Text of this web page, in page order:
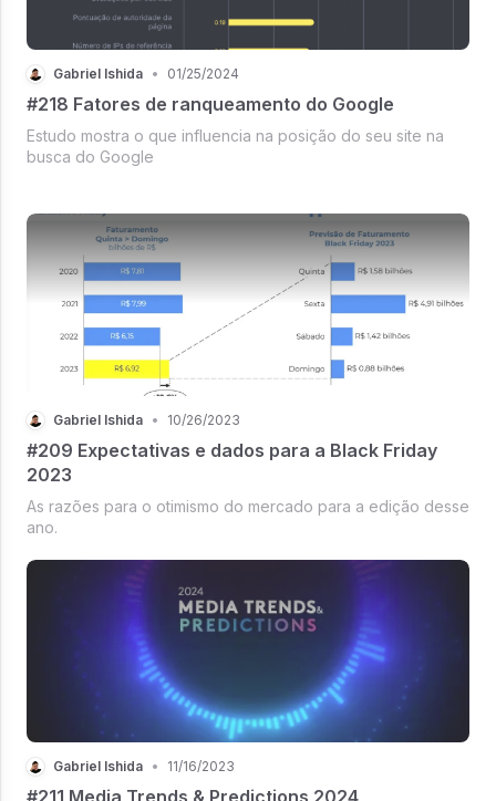
Gabriel Ishida • 01/25/2024
#218 Fatores de ranqueamento do Google
Estudo mostra o que influencia na posição do seu site na
busca do Google
Gabriel Ishida • 10/26/2023
#209 Expectativas e dados para a Black Friday
2023
As razões para o otimismo do mercado para a edição desse
ano.
Gabriel Ishida • 11/16/2023
#211 Media Trends & Predictions 2024